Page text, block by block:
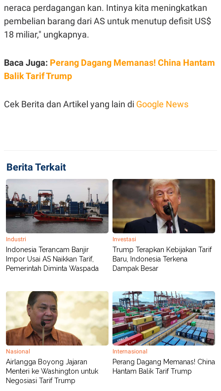
A
T
D
A
G
E
S
K
N
N
T
L
P
S
K
T
A
N
C
D
E
Y
P
S
S
R
E
A
S
.
I
L
G
G
A
N
A
N
C
E
T
K
E
R
J
E
M
I
T
E
N
neraca perdagangan kan. Intinya kita meningkatkan
pembelian barang dari AS untuk menutup defisit US$
18 miliar," ungkapnya.
Baca Juga: Perang Dagang Memanas! China Hantam
Balik Tarif Trump
Cek Berita dan Artikel yang lain di Google News
Berita Terkait
Industri
Indonesia Terancam Banjir
Impor Usai AS Naikkan Tarif,
Pemerintah Diminta Waspada
Investasi
Trump Terapkan Kebijakan Tarif
Baru, Indonesia Terkena
Dampak Besar
Nasional
Airlangga Boyong Jajaran
Menteri ke Washington untuk
Negosiasi Tarif Trump
Internasional
Perang Dagang Memanas! China
Hantam Balik Tarif Trump